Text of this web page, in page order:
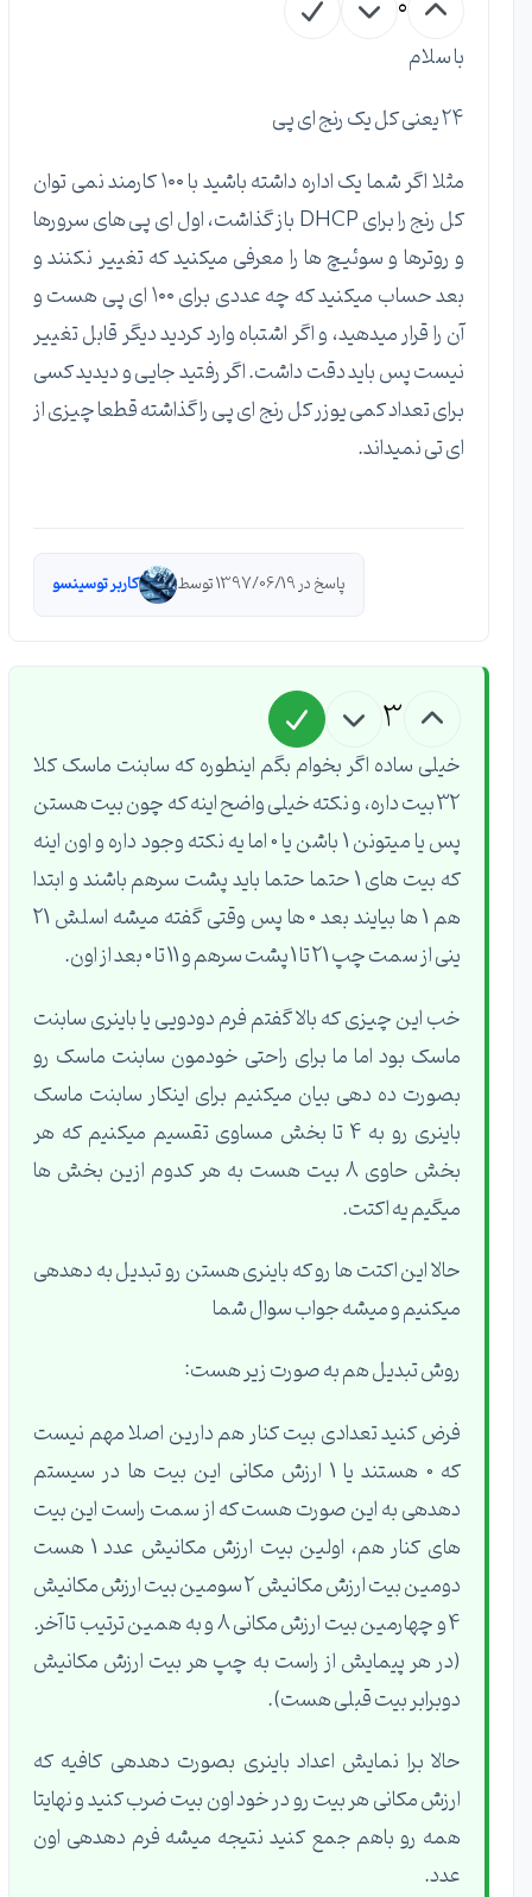
با سلام
۲۴ یعنی کل یک رنج ای پی
مثلا اگر شما یک اداره داشته باشید با ۱۰۰ کارمند نمی توان
کل رنج را برای DHCP باز گذاشت، اول ای پی های سرورها
و روترها و سوئیچ ها را معرفی میکنید که تغییر نکنند و
بعد حساب میکنید که چه عددی برای ۱۰۰ ای پی هست و
آن را قرار میدهید، و اگر اشتباه وارد کردید دیگر قابل تغییر
نیست پس باید دقت داشت. اگر رفتید جایی و دیدید کسی
برای تعداد کمی یوزر کل رنج ای پی را گذاشته قطعا چیزی از
ای تی نمیداند.
پاسخ در 1397/06/19 توسط کاربر توسینسو
3
خیلی ساده اگر بخوام بگم اینطوره که سابنت ماسک کلا
32 بیت داره، و نکته خیلی واضح اینه که چون بیت هستن
پس یا میتونن 1 باشن یا 0 اما یه نکته وجود داره و اون اینه
که بیت های 1 حتما حتما باید پشت سرهم باشند و ابتدا
هم 1 ها بیایند بعد 0 ها پس وقتی گفته میشه اسلش 21
ینی از سمت چپ 21 تا 1 پشت سرهم و 11 تا 0 بعد از اون.
خب این چیزی که بالا گفتم فرم دودویی یا باینری سابنت
ماسک بود اما ما برای راحتی خودمون سابنت ماسک رو
بصورت ده دهی بیان میکنیم برای اینکار سابنت ماسک
باینری رو به 4 تا بخش مساوی تقسیم میکنیم که هر
بخش حاوی 8 بیت هست به هر کدوم ازین بخش ها
میگیم یه اکتت.
حالا این اکتت ها رو که باینری هستن رو تبدیل به دهدهی
میکنیم و میشه جواب سوال شما
روش تبدیل هم به صورت زیر هست:
فرض کنید تعدادی بیت کنار هم دارین اصلا مهم نیست
که 0 هستند یا 1 ارزش مکانی این بیت ها در سیستم
دهدهی به این صورت هست که از سمت راست این بیت
های کنار هم، اولین بیت ارزش مکانیش عدد 1 هست
دومین بیت ارزش مکانیش 2 سومین بیت ارزش مکانیش
4 و چهارمین بیت ارزش مکانی 8 و به همین ترتیب تا آخر.
(در هر پیمایش از راست به چپ هر بیت ارزش مکانیش
دوبرابر بیت قبلی هست).
حالا برا نمایش اعداد باینری بصورت دهدهی کافیه که
ارزش مکانی هر بیت رو در خود اون بیت ضرب کنید و نهایتا
همه رو باهم جمع کنید نتیجه میشه فرم دهدهی اون
عدد.